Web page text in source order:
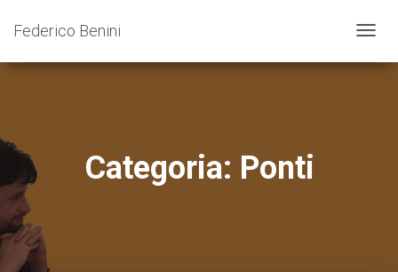
Federico Benini
Categoria: Ponti